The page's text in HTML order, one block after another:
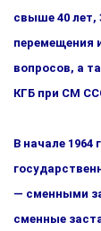
свыше 40 лет,
перемещения
вопросов, а
КГБ при СМ
В начале
— сменными
сменные